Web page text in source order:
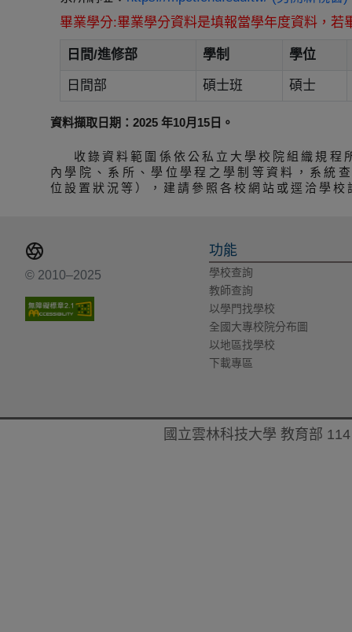
畢業學分:畢業學分資料是填報當學年度資料，
日間/進修部 學制 學位
日間部 碩士班 碩士
資料擷取日期：2025 年10月15日。
收錄資料範圍係依公私立大學校院組織規
內學院、系所、學位學程之學制等資料，系統
位設置狀況等），建請參照各校網站或逕洽學校
© 2010–2025
功能
學校查詢
教師查詢
以學門找學校
全國大專校院分布圖
以地區找學校
下載專區
國立雲林科技大學 教育部